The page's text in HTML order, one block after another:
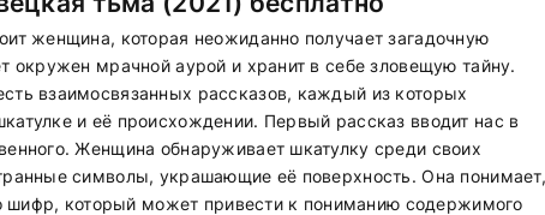
женщина, которая неожиданно получает загадочную
окружен мрачной аурой и хранит в себе зловещую тайну.
взаимосвязанных рассказов, каждый из которых
и её происхождении. Первый рассказ вводит нас в
Женщина обнаруживает шкатулку среди своих
символы, украшающие её поверхность. Она понимает,
шифр, который может привести к пониманию содержимого